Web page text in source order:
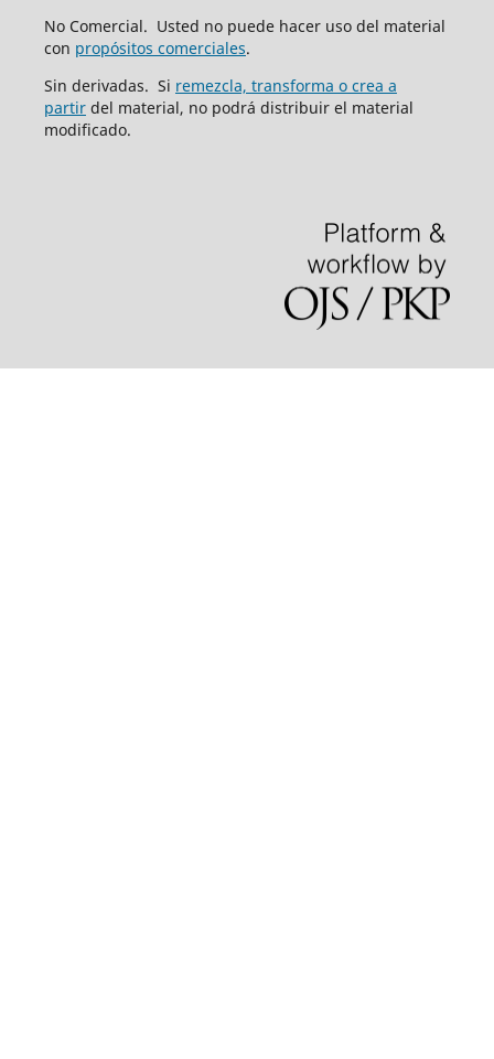
No Comercial. Usted no puede hacer uso del material
con propósitos comerciales.
Sin derivadas. Si remezcla, transforma o crea a
partirdel material, no podrá distribuir el material
modificado.